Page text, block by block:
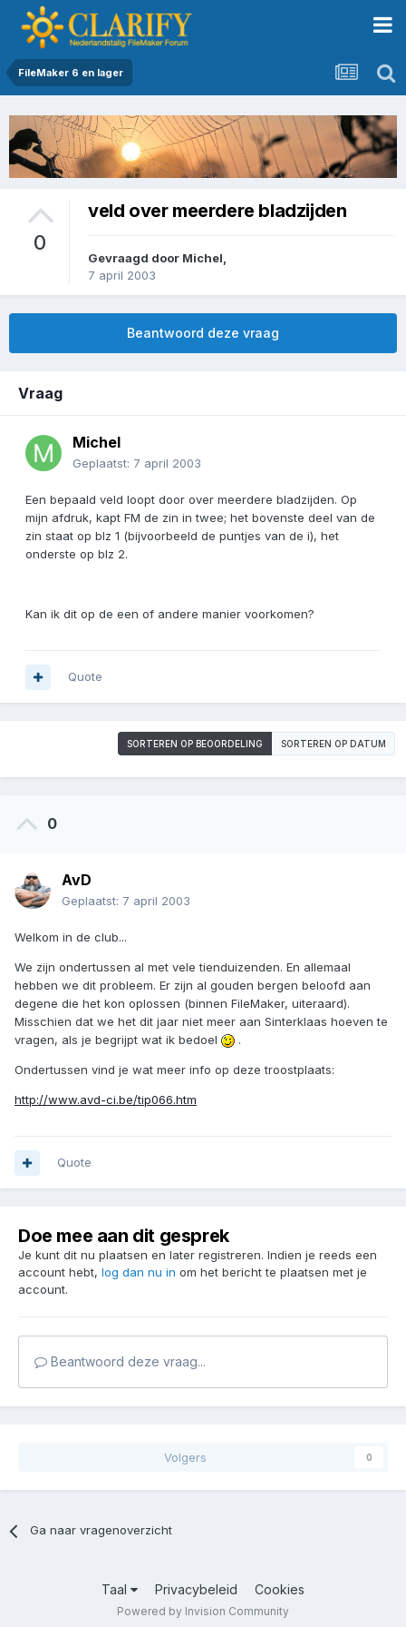
FileMaker 6 en lager
0
veld over meerdere bladzijden
Gevraagd door Michel
7 april 2003
Beantwoord deze vraag
Vraag
Michel
Geplaatst: 7 april 2003
Een bepaald veld loopt door over meerdere bladzijden. Op
mijn afdruk, kapt FM de zin in twee; het bovenste deel van de
zin staat op blz 1 (bijvoorbeeld de puntjes van de i), het
onderste op blz 2.
Kan ik dit op de een of andere manier voorkomen?
Quote
SORTEREN OP BEOORDELING SORTEREN OP DATUM
0
AvD
Geplaatst: 7 april 2003
Welkom in de club...
We zijn ondertussen al met vele tienduizenden. En allemaal
hebben we dit probleem. Er zijn al gouden bergen beloofd aan
degene die het kon oplossen (binnen FileMaker, uiteraard).
Misschien dat we het dit jaar niet meer aan Sinterklaas hoeven te
vragen, als je begrijpt wat ik bedoel
.
Ondertussen vind je wat meer info op deze troostplaats:
http://www.avd-ci.be/tip066.htm
Quote
Doe mee aan dit gesprek
Je kunt dit nu plaatsen en later registreren. Indien je reeds een
account hebt, log dan nu in om het bericht te plaatsen met je
account.
Beantwoord deze vraag...
Volgers 0
Ga naar vragenoverzicht
Taal Privacybeleid Cookies
Powered by Invision Community